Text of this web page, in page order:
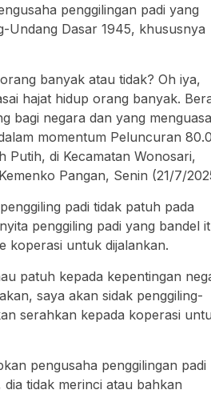
penggilingan padi yang
Undang Dasar 1945, khususnya
banyak atau tidak? Oh iya,
hajat hidup orang banyak.
bagi negara dan yang
momentum Peluncuran
Putih, di Kecamatan Wonosari,
Pangan, Senin (21/7/
padi tidak patuh pada
penggiling padi yang bandel
koperasi untuk dijalankan.
patuh kepada kepentingan
saya akan sidak penggiling-
serahkan kepada koperasi
pengusaha penggilingan padi
tidak merinci atau bahkan